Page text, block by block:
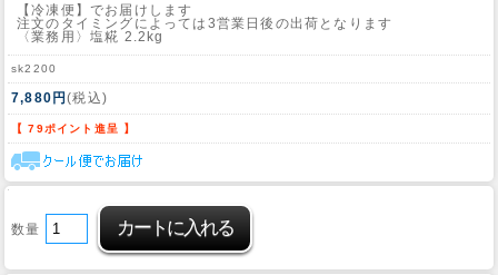
【冷凍便】でお届けします
注文のタイミングによっては3営業日後の出荷となります
〈業務用〉塩糀 2.2kg
sk2200
7,880円(税込)
【 79ポイント進呈 】
数量